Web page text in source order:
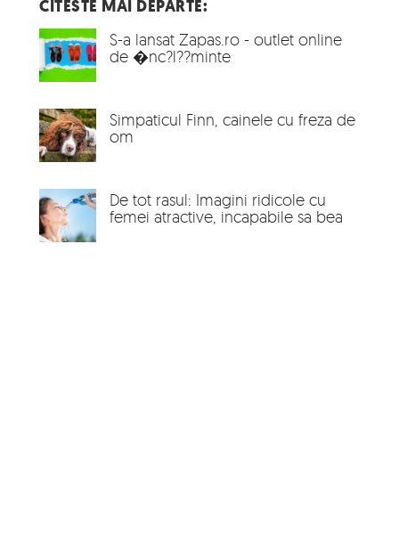
CITESTE MAI DEPARTE:
S-a lansat Zapas.ro - outlet online
de �nc?l??minte
Simpaticul Finn, cainele cu freza de
om
De tot rasul: Imagini ridicole cu
femei atractive, incapabile sa bea